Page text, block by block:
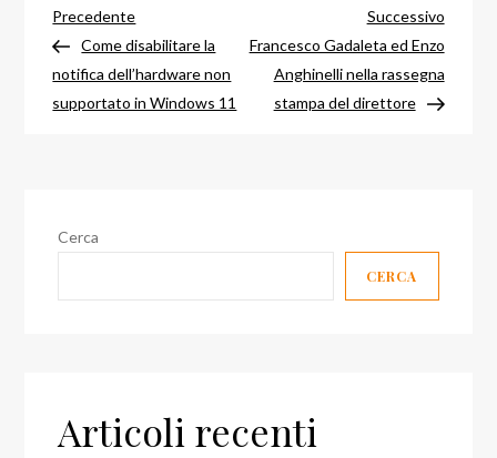
Navigazione
articoli
Articolo
precedente
Precedente
Come disabilitare la
notifica dell’hardware non
supportato in Windows 11
Successivo
Francesco Gadaleta ed Enzo
Anghinelli nella rassegna
stampa del direttore
Cerca
CERCA
Articoli recenti